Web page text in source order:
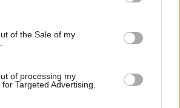
to Google and its third-party tags to
specified purposes in below Google
of the Sale of my
of processing my
Targeted Advertising.
40χρονος
τον είχε
ελεύθερο